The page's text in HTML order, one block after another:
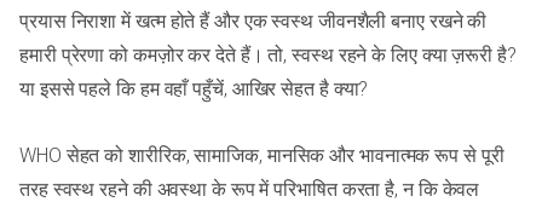
प्रयास निराशा में खत्म होते हैं और एक स्वस्थ जीवनशैली बनाए रखने की
हमारी प्रेरणा को कमज़ोर कर देते हैं। तो, स्वस्थ रहने के लिए क्या ज़रूरी है?
या इससे पहले कि हम वहाँ पहुँचें, आखिर सेहत है क्या?
WHO सेहत को शारीरिक, सामाजिक, मानसिक और भावनात्मक रूप से पूरी
तरह स्वस्थ रहने की अवस्था के रूप में परिभाषित करता है, न कि केवल